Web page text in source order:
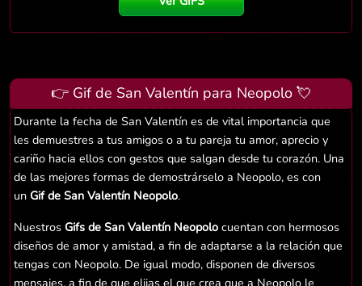
👉 Gif de San Valentín para Neopolo 💘
Durante la fecha de San Valentín es de vital importancia que
les demuestres a tus amigos o a tu pareja tu amor, aprecio y
cariño hacia ellos con gestos que salgan desde tu corazón. Una
de las mejores formas de demostrárselo a Neopolo, es con
un Gif de San Valentín Neopolo.
Nuestros Gifs de San Valentín Neopolo cuentan con hermosos
diseños de amor y amistad, a fin de adaptarse a la relación que
tengas con Neopolo. De igual modo, disponen de diversos